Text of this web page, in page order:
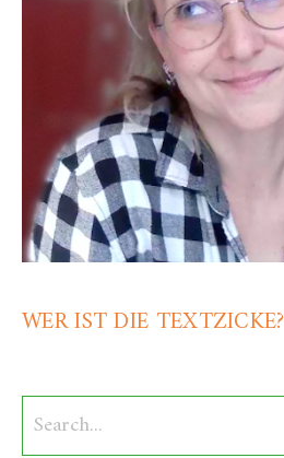
WER IST DIE TEXTZICKE?